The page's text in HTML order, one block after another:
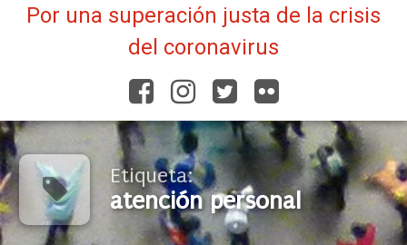
Por una superación justa de la crisis
del coronavirus
FacebookInstagram
TwitterFlickr
Etiqueta:
atención personal